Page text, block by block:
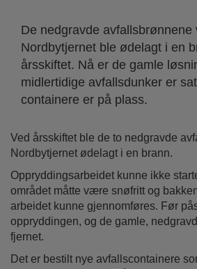
De nedgravde avfallsbrønnene
Nordbytjernet ble ødelagt i en
årsskiftet. Nå er de gamle
midlertidige avfallsdunker er
containere er på plass.
Ved årsskiftet ble de to nedgravde
Nordbytjernet ødelagt i en brann.
Oppryddingsarbeidet kunne ikke
området måtte være snøfritt og
arbeidet kunne gjennomføres. Før
oppryddingen, og de gamle,
fjernet.
Det er bestilt nye avfallscontainere